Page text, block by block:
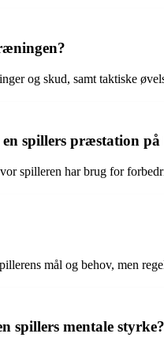
og skud, samt taktiske
spillers præstation på
spilleren har brug for
mål og behov, men
spillers mentale styrke?